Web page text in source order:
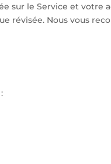
sur le Service et votre
révisée. Nous vous